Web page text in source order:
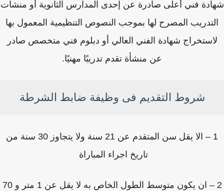
فني أعلى صادرة عن إحدى المدارس الثانوية أو منشآت
المصرح لها بموجب النصوص التنظيمية المعمول بها
شهادة الفني العالي أو دبلوم فني متخصص صادر
عن منشأة تقدم تدريبًا مهنيًا.
شروط التقديم فى وظيفة ضابط الشرطة
1 – الا يقل سن المتقدم عن 21 سنة ولا يتجاوز 30 سنة من
تاريخ اجراء المباراة
2 – ان يكون متوسط الطول الخاص به لا يقل عن 1 متر و 70